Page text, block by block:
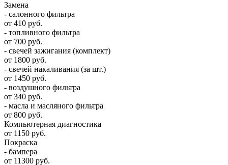
Замена
- салонного фильтра
от 410 руб.
- топливного фильтра
от 700 руб.
- свечей зажигания (комплект)
от 1800 руб.
- свечей накаливания (за шт.)
от 1450 руб.
- воздушного фильтра
от 340 руб.
- масла и масляного фильтра
от 800 руб.
Компьютерная диагностика
от 1150 руб.
Покраска
- бампера
от 11300 руб.